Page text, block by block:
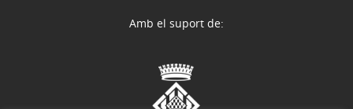
Amb el suport de: